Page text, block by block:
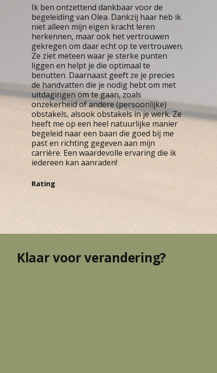
Ik ben ontzettend dankbaar voor de
begeleiding van Olea. Dankzij haar heb ik
niet alleen mijn eigen kracht leren
herkennen, maar ook het vertrouwen
gekregen om daar echt op te vertrouwen.
Ze ziet meteen waar je sterke punten
liggen en helpt je die optimaal te
benutten. Daarnaast geeft ze je precies
de handvatten die je nodig hebt om met
uitdagingen om te gaan, zoals
onzekerheid of andere (persoonlijke)
obstakels, alsook obstakels in je werk. Ze
heeft me op een heel natuurlijke manier
begeleid naar een baan die goed bij me
past en richting gegeven aan mijn
carrière. Een waardevolle ervaring die ik
iedereen kan aanraden!
Rating
Klaar voor verandering?